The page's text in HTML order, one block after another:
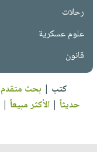
رحلات
علوم عسكرية
قانون
كتب | بحث متقدم
حديثاً |الأكثر مبيعاً |